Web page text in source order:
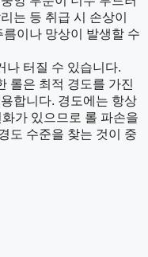
는 등 취급 시 손상이
이나 망상이 발생할 수
나 터질 수 있습니다.
롤은 최적 경도를 가진
합니다. 경도에는 항상
가 있으므로 롤 파손을
도 수준을 찾는 것이 중